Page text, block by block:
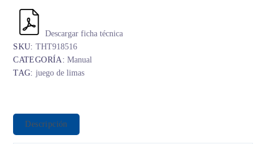
Descargar ficha técnica
SKU:THT918516
CATEGORÍA:Manual
TAG:juego de limas
Descripción